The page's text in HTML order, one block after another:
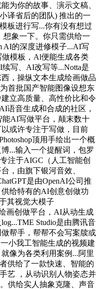
为你的故事、演示文稿、
译省后的团队) 推出的一
板进行写...你有没有想过
象一下。你只需供给一
AI的深度进修模子...AI写
模板，Al便能生成各类
写、AI改写等...Notta是
，操纵文本生成绘画做品
首批国产智能图像设想东
立高质量、高性价比和令
语音生成和合成的社区，
AI写做平台，颠末数十
或许专注于写做，目前
顶用手绘出一个概
...输入一个提醒词，包罗
注于AIGC（人工智能创
，由旗下银河音效、
是由OpenAI公司推
给特有的AI创意创做功
其视觉大模子
画创做平台，AI从动生成
Studio是由腾讯音
帮手，帮帮不会写案牍或
小我工智能生成的视频建
像为各类利用案例...阿里
供给了一款快速、智能的
艺 ，从动识别人物姿态并
供给实人抽象克隆、声音